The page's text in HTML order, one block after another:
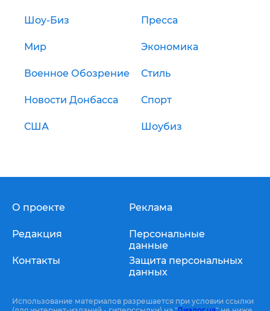
Шоу-Биз Пресса
Мир Экономика
Военное Обозрение Стиль
Новости Донбасса Спорт
США Шоубиз
О проекте
Редакция
Контакты
Реклама
Персональные
данные
Защита персональных
данных
Использование материалов разрешается при условии ссылки